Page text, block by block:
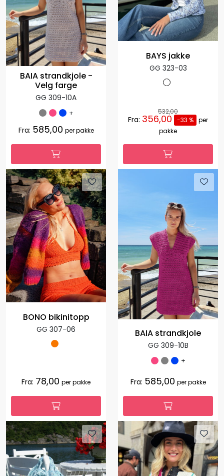
BAIA strandkjole -
Velg farge
GG 309-10A
+
Fra: 585,00 per pakke
BAYS jakke
GG 323-03
532,00
Fra: 356,00 -33 % per
pakke
BONO bikinitopp
GG 307-06
Fra: 78,00 per pakke
BAIA strandkjole
GG 309-10B
+
Fra: 585,00 per pakke